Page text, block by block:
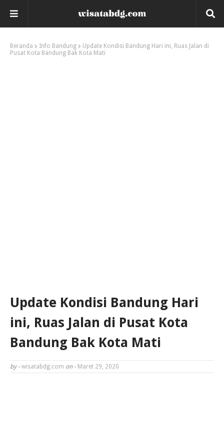
Beranda Info Bandung
Update Kondisi Bandung Hari ini, Ruas Jalan di
Pusat Kota Bandung Bak Kota Mati
Update Kondisi Bandung Hari
ini, Ruas Jalan di Pusat Kota
Bandung Bak Kota Mati
by - wisatabdg.com on - Maret 29, 2020